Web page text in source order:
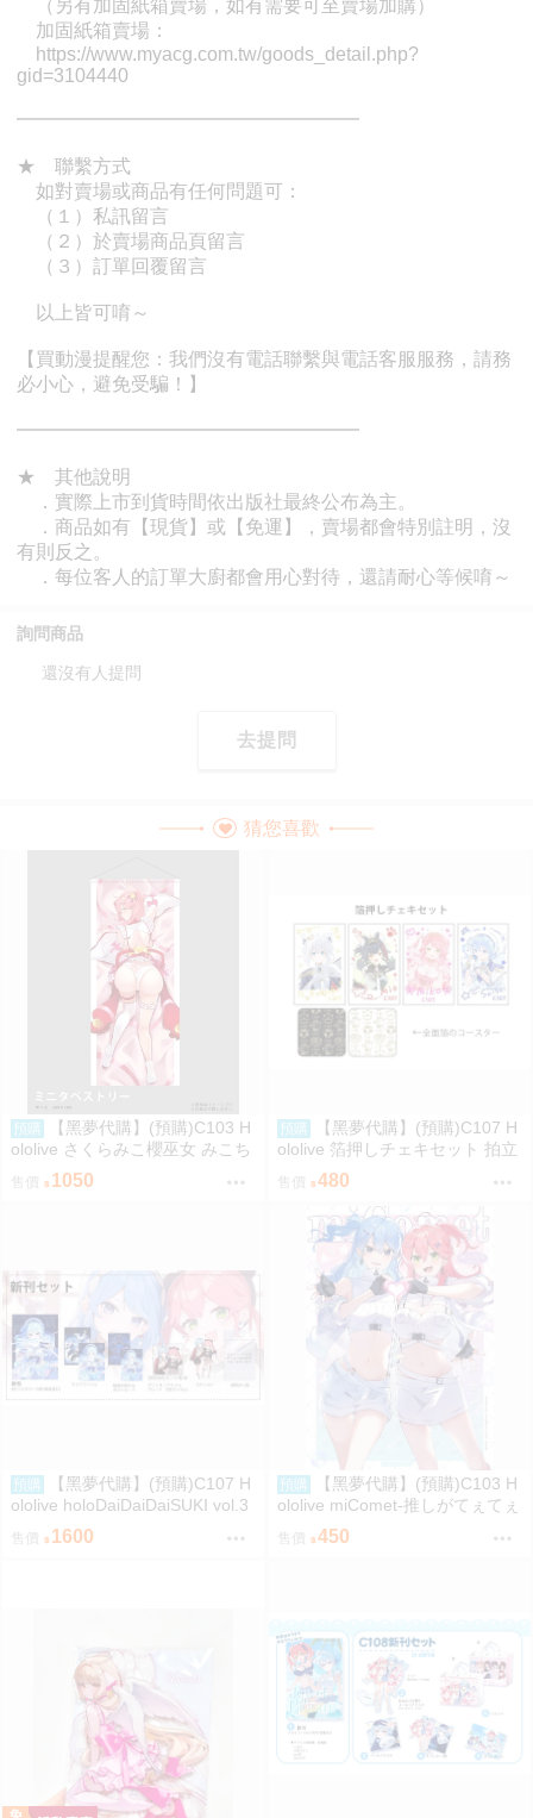
詢問商品
還沒有人提問
去提問
猜您喜歡
預購
【黑夢代購】(預購)C103 H
ololive さくらみこ櫻巫女 みこち
ミニタペストリー(大) 掛軸 社團
名:空色姉妹 繪師:綾香
售價 1050
預購
【黑夢代購】(預購)C107 H
ololive 箔押しチェキセット 拍立
得風卡片套組 社團名:空色姉妹
繪師:綾香
售價 480
預購
【黑夢代購】(預購)C107 H
ololive holoDaiDaiDaiSUKI vol.3
套組 社團名:空色姉妹 繪師:綾香
售價 1600
預購
【黑夢代購】(預購)C103 H
ololive miComet-推しがてぇてぇ
partⅡ- 社團名:空色姉妹 繪師:綾
售價 450